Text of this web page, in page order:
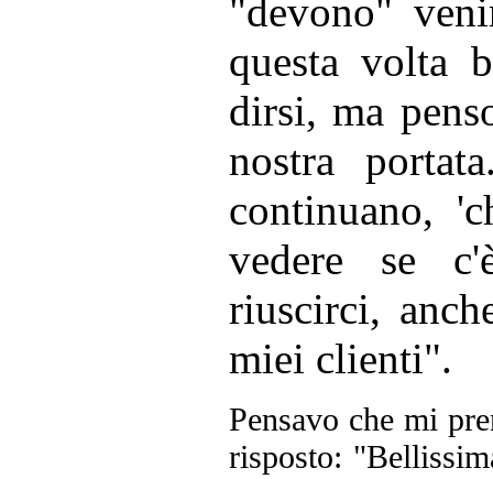
"devono"
questa volta
dirsi, ma
nostra
continuano,
vedere se
riuscirci,
miei clienti".
Pensavo che mi
risposto: